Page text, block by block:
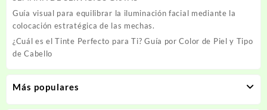
Guía visual para equilibrar la iluminación facial mediante la
colocación estratégica de las mechas.
¿Cuál es el Tinte Perfecto para Ti? Guía por Color de Piel y Tipo
de Cabello
Más populares